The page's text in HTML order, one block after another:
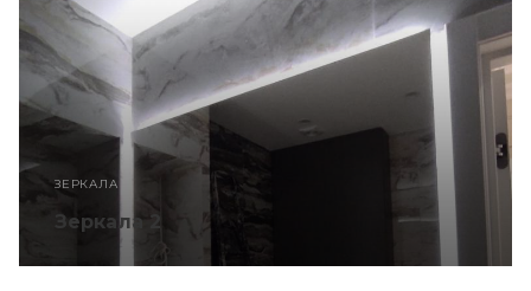
ЗЕРКАЛА
Зеркала 2